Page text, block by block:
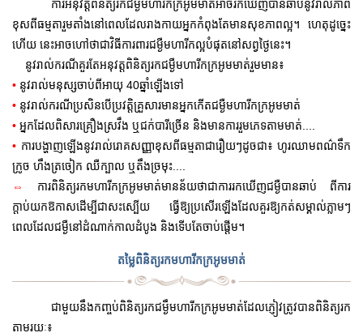
ការអនុវត្តពិនិត្យរកជម្ងឺមហារីកក្រអូមមាត់អាចរកឃើញបានឆាប់នូវរាល់ភាព
ខុសពីធម្មតារួមតាំងនៅពេលដែលរាងកាយអ្នកកំពុងតែមានសុខភាពល្អ។ ហេតុដូច្នេះ
ហើយ នេះអាចហៅថាជាវិធីការពារជម្ងឺមហារីកល្អបំផុតនៅសព្វថ្ងៃនេះ។
នូវរាល់ករណីគួរតែអនុវត្តពិនិត្យរកជម្ងឺមហារីកក្រអូមមាត់រួមមាន៖
• នូវរាល់មនុស្សចាប់ពីអាយុ 40ឆ្នាំឡើងទៅ
• នូវរាល់ករណីប្រសិនបើប្រវត្តិគ្រួសារមានអ្នកកើតជម្ងឺមហារីកក្រអូមមាត់
• អ្នកដែលពិសារគ្រឿងស្រវឹង ឬជក់បារីច្រើន និងមានការរួមភេទតាមមាត់....
• ការបង្ហាញឡើងនូវរាល់រោគសញ្ញាខុសពីធម្មតាជារឿយៗដូចជា៖ ហូរឈាមពណ៌ទឹក
ក្រូច ហឹងត្រចៀក ឈឺក្បាល ឬតឹងច្រមុះ....
⇔ ការពិនិត្យរកមហារីកក្រអូមមាត់មានន័យថាជាការរកឃើញជម្ងឺបានឆាប់ ពីការ
ក្តាប់យកឱកាសដើម្បីជាសះស្បើយ ធ្វើឱ្យប្រសើរឡើងដែលគួរឱ្យកត់សម្គាល់ភ្លាមៗ
ពេលដែលជម្ងឺនៅដំណាក់កាលដំបូង និងទើបតែចាប់ផ្តើម។
តម្លៃពិនិត្យរកមហារីកក្រអូមមាត់
ជាមួយនឹងកញ្ចប់ពិនិត្យរកជម្ងឹមហារីកក្រអូមមាត់ដែលភ្ញៀវត្រូវបានពិនិត្យរក
តាមរយៈ៖